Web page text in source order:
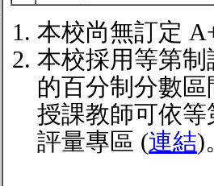
本校尚無訂定
本校採用等第
的百分制分數
授課教師可依
評量專區 (連結)